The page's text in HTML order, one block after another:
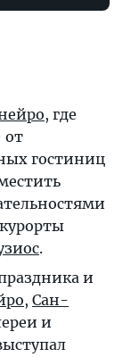
, где
от
гостиниц
.
и
, Сан-
и